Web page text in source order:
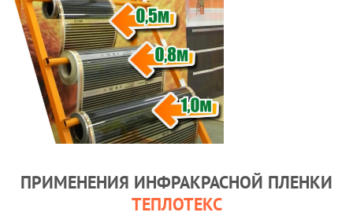
ПРИМЕНЕНИЯ ИНФРАКРАСНОЙ ПЛЕНКИ
ТЕПЛОТЕКС